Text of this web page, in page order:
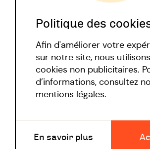
Politique covid
Politique des
Afin d'améliorer votre
sur notre site, nous
cookies non publicitaires.
d’informations, consultez
mentions légales.
En savoir plus